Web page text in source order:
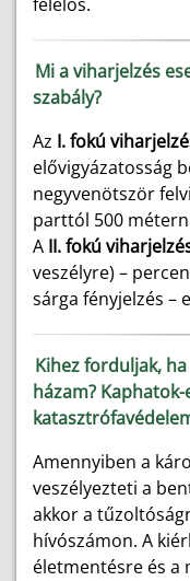
Mi a viharjelzés
szabály?
Az I. fokú
elővigyázatosság
negyvenötször
parttól 500
A II. fokú
veszélyre) –
sárga fényjelzés –
Kihez forduljak,
házam?
Amennyiben a
veszélyezteti a
akkor a
hívószámon. A
életmentésre és a